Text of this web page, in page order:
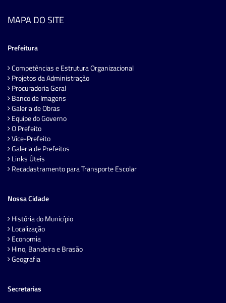
MAPA DO SITE
Prefeitura
Competências e Estrutura Organizacional
Projetos da Administração
Procuradoria Geral
Banco de Imagens
Galeria de Obras
Equipe do Governo
O Prefeito
Vice-Prefeito
Galeria de Prefeitos
Links Úteis
Recadastramento para Transporte Escolar
Nossa Cidade
História do Município
Localização
Economia
Hino, Bandeira e Brasão
Geografia
Secretarias